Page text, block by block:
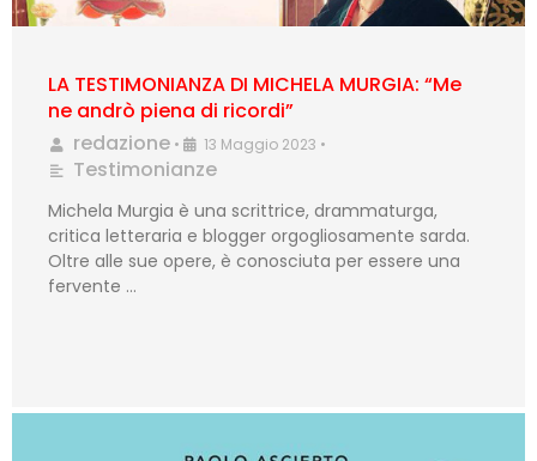
LA TESTIMONIANZA DI MICHELA MURGIA: “Me
ne andrò piena di ricordi”
redazione • 13 Maggio 2023 •
Testimonianze
Michela Murgia è una scrittrice, drammaturga,
critica letteraria e blogger orgogliosamente sarda.
Oltre alle sue opere, è conosciuta per essere una
fervente …